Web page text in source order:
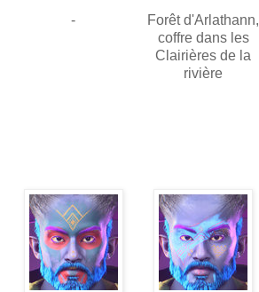
-
Forêt d'Arlathann,
coffre dans les
Clairières de la
rivière